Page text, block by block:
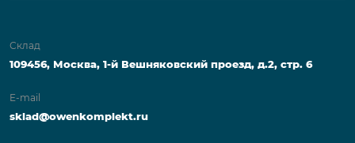
Склад
109456, Москва, 1-й Вешняковский проезд, д.2, стр. 6
E-mail
sklad@owenkomplekt.ru